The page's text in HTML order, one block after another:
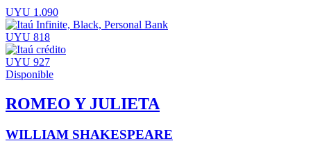
UYU 1.090
UYU 818
UYU 927
Disponible
ROMEO Y JULIETA
WILLIAM SHAKESPEARE